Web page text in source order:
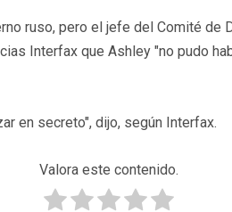
ruso, pero el jefe del Comité de
Interfax que Ashley "no pudo
en secreto", dijo, según Interfax.
Valora este contenido.